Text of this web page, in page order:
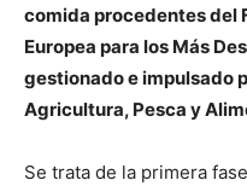
comida procedentes del
Europea para los Más
gestionado e impulsado
Agricultura, Pesca y
Se trata de la primera